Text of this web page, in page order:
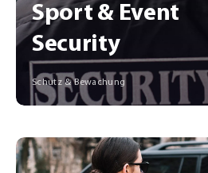
Sport & Event
Security
Schutz & Bewachung